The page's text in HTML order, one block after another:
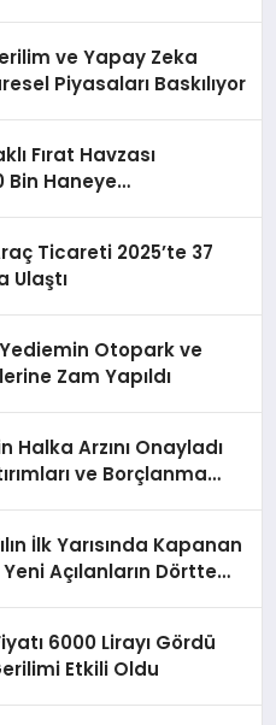
ve Yapay Zeka
Piyasaları Baskılıyor
Fırat Havzası
Bin Haneye
Ticareti 2025’te 37
Ulaştı
Otopark ve
Zam Yapıldı
Halka Arzını Onayladı
ve Borçlanma
İlk Yarısında Kapanan
Yeni Açılanların Dörtte
6000 Lirayı Gördü
Etkili Oldu